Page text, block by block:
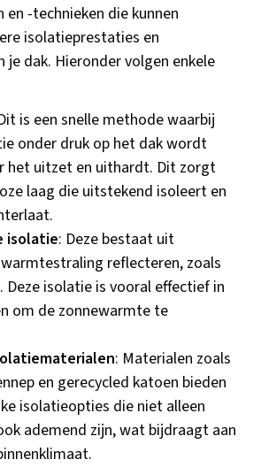
-technieken die kunnen
isolatieprestaties en
je dak. Hieronder volgen enkele
is een snelle methode waarbij
onder druk op het dak wordt
het uitzet en uithardt. Dit zorgt
laag die uitstekend isoleert en
isolatie: Deze bestaat uit
reflecteren, zoals
Deze isolatie is vooral effectief in
om de zonnewarmte te
: Materialen zoals
en gerecycled katoen bieden
isolatieopties die niet alleen
ademend zijn, wat bijdraagt aan